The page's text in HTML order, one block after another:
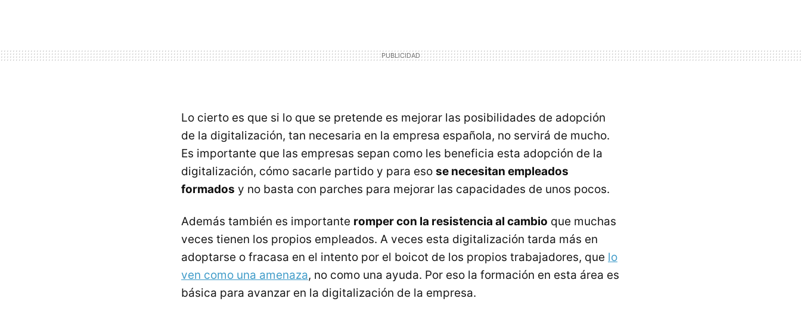
Lo cierto es que si lo que se pretende es mejorar las posibilidades de adopción
de la digitalización, tan necesaria en la empresa española, no servirá de mucho.
Es importante que las empresas sepan como les beneficia esta adopción de la
digitalización, cómo sacarle partido y para eso se necesitan empleados
formados y no basta con parches para mejorar las capacidades de unos pocos.
Además también es importante romper con la resistencia al cambio que muchas
veces tienen los propios empleados. A veces esta digitalización tarda más en
adoptarse o fracasa en el intento por el boicot de los propios trabajadores, que lo
ven como una amenaza, no como una ayuda. Por eso la formación en esta área es
básica para avanzar en la digitalización de la empresa.